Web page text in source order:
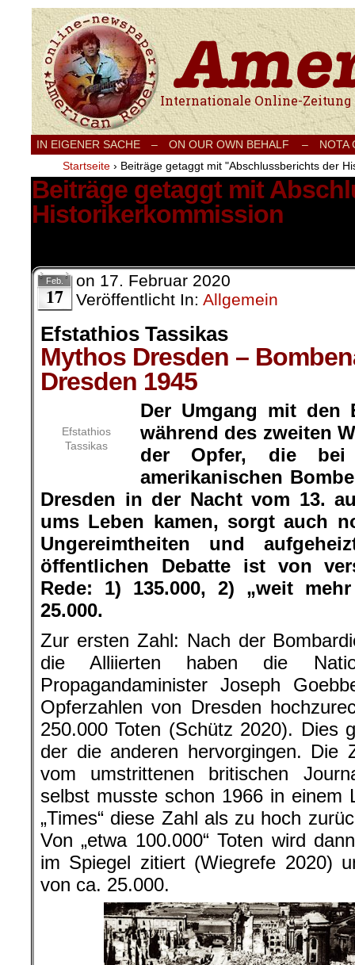
Internationale Onlinezeitung für Frieden,
IN EIGENER SACHE – ON OUR OWN BEHALF –
NOTA
Startseite › Beiträge getaggt mit "Abschlussberichts der
Beiträge getaggt mit
Historikerkommission
Feb.
17
on 17. Februar 2020
Veröffentlicht In: Allgemein
Efstathios Tassikas
Mythos Dresden –
Dresden 1945
Efstathios
Tassikas
Der Umgang mit den
während des zweiten
der Opfer, die
amerikanischen
Dresden in der Nacht vom 13.
ums Leben kamen, sorgt auch
Ungereimtheiten und
öffentlichen Debatte ist von
Rede: 1) 135.000, 2) „weit
25.000.
Zur ersten Zahl: Nach der
die Alliierten haben die
Propagandaminister Joseph
Opferzahlen von Dresden
250.000 Toten (Schütz 2020). Dies
der die anderen hervorgingen. Die
vom umstrittenen britischen
selbst musste schon 1966 in einem
„Times“ diese Zahl als zu hoch
Von „etwa 100.000“ Toten wird
im Spiegel zitiert (Wiegrefe 2020)
von ca. 25.000.